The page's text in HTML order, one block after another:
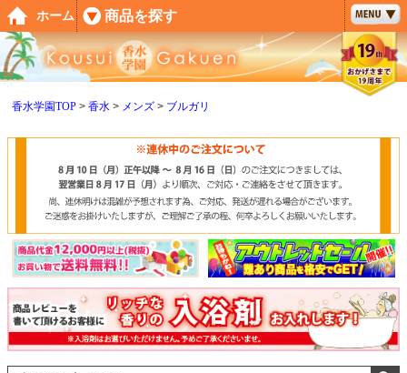
香水学園TOP 香水 メンズ ブルガリ
ペー
ジト
ップ
へ
ホーム 商品を探す